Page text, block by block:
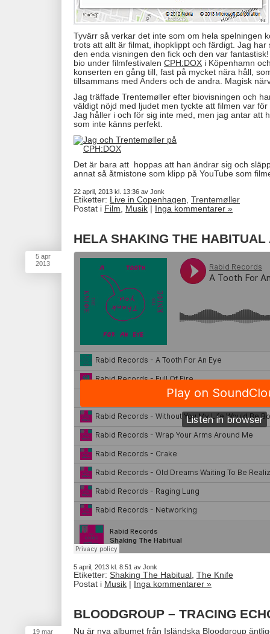
Tyvärr så verkar det inte som om hela spelningen
trots att allt är filmat, ihopklippt och färdigt. Jag
den enda visningen den fick och den var
bio under filmfestivalen CPH:DOX i Köpenhamn
konserten en gång till, fast på mycket nära håll,
tillsammans med Anders och de andra. Magisk
Jag träffade Trentemøller efter biovisningen och
väldigt nöjd med ljudet men tyckte att filmen var
Jag håller i och för sig inte med, men jag antar att
som inte känns perfekt.
Det är bara att hoppas att han ändrar sig och
annat så åtmistone som klipp på YouTube som
22 april, 2013 kl. 13:36 av Jonk
Etiketter: Live in Copenhagen, Trentemøller
Postat i Film, Musik Inga kommentarer »
5 apr
2013
HELA SHAKING THE HABITUAL
5 april, 2013 kl. 8:51 av Jonk
Etiketter: Shaking The Habitual , The Knife
Postat i Musik Inga kommentarer »
19 mar
BLOODGROUP – TRACING
Nu är nya albumet från Isländska Bloodgroup